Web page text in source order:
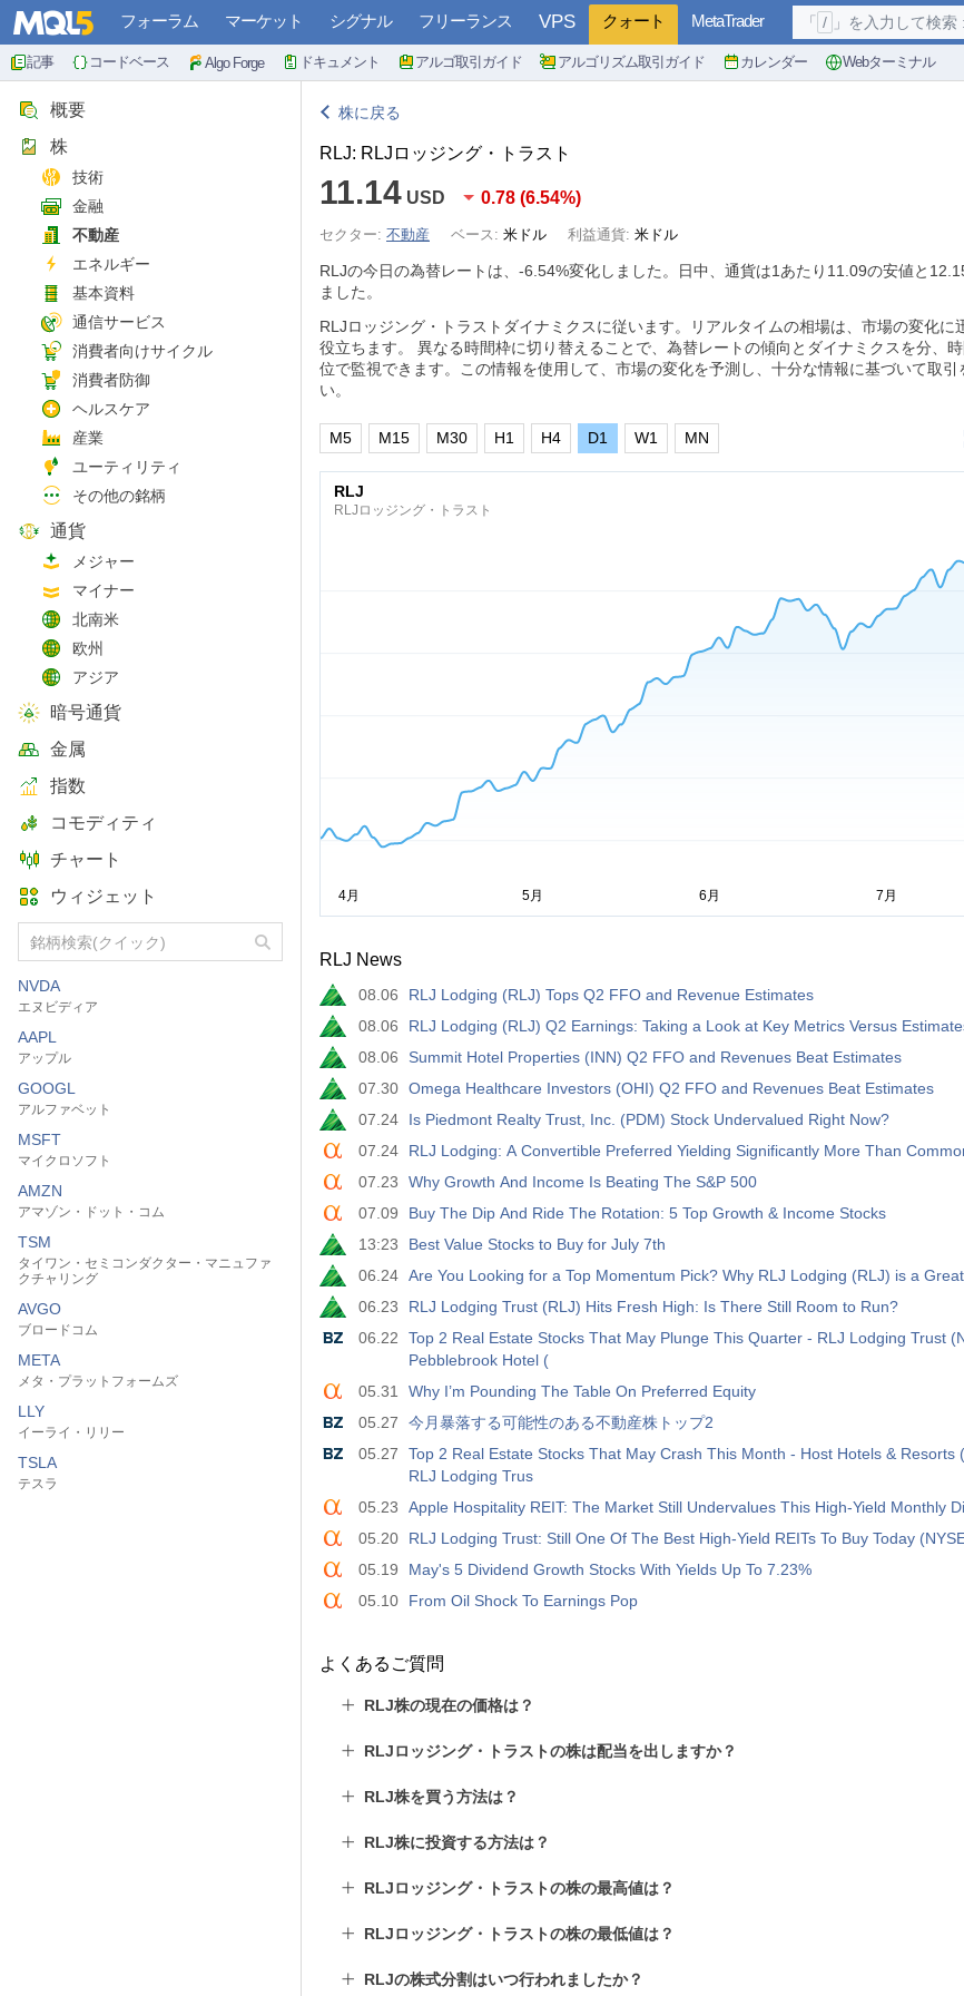
フォーラム マーケット シグナル フリーランス VPS クォート MetaTrader
記事 コードベース Algo Forge ドキュメント アルゴ取引ガイド アルゴリズム取引ガイド カレンダー Webターミナル
「 / 」を入力して検索
概要
株
技術
金融
不動産
エネルギー
基本資料
通信サービス
消費者向けサイクル
消費者防御
ヘルスケア
産業
ユーティリティ
その他の銘柄
通貨
メジャー
マイナー
北南米
欧州
アジア
暗号通貨
金属
指数
コモディティ
チャート
ウィジェット
NVDA
エヌビディア
AAPL
アップル
GOOGL
アルファベット
MSFT
マイクロソフト
AMZN
アマゾン・ドット・コム
TSM
タイワン・セミコンダクター・マニュファ
クチャリング
AVGO
ブロードコム
META
メタ・プラットフォームズ
LLY
イーライ・リリー
TSLA
テスラ
株に戻る
RLJ: RLJロッジング・トラスト
11.14 USD 0.78 (6.54%)
セクター: 不動産 ベース: 米ドル 利益通貨: 米ドル
RLJの今日の為替レートは、 -6.54%変化しました。日中、通貨は1あたり11.09の安値と
ました。
RLJロッジング・トラストダイナミクスに従います。リアルタイムの相場は、市場の変化に
役立ちます。 異なる時間枠に切り替えることで、為替レートの傾向とダイナミクスを分、
位で監視できます。この情報を使用して、市場の変化を予測し、十分な情報に基づいて取引
い。
M5 M15 M30 H1 H4 D1 W1 MN
RLJ
RLJロッジング・トラスト
RLJ News
08.06
RLJ Lodging (RLJ) Tops Q2 FFO and Revenue Estimates
08.06
RLJ Lodging (RLJ) Q2 Earnings: Taking a Look at Key Metrics Versus
08.06
Summit Hotel Properties (INN) Q2 FFO and Revenues Beat Estimates
07.30 Omega Healthcare Investors (OHI) Q2 FFO and Revenues Beat Estimates
07.24
Is Piedmont Realty Trust, Inc. (PDM) Stock Undervalued Right Now?
07.24
RLJ Lodging: A Convertible Preferred Yielding Significantly More Than
07.23
Why Growth And Income Is Beating The S&P 500
07.09
Buy The Dip And Ride The Rotation: 5 Top Growth & Income Stocks
13:23
Best Value Stocks to Buy for July 7th
06.24 Are You Looking for a Top Momentum Pick? Why RLJ Lodging (RLJ) is a
06.23
RLJ Lodging Trust (RLJ) Hits Fresh High: Is There Still Room to Run?
06.22
Top 2 Real Estate Stocks That May Plunge This Quarter - RLJ Lodging Trust
Pebblebrook Hotel (
05.31
Why I’m Pounding The Table On Preferred Equity
05.27
今月暴落する可能性のある不動産株トップ2
05.27
Top 2 Real Estate Stocks That May Crash This Month - Host Hotels & Resorts
RLJ Lodging Trus
05.23
Apple Hospitality REIT: The Market Still Undervalues This High-Yield Monthly
05.20
RLJ Lodging Trust: Still One Of The Best High-Yield REITs To Buy Today
05.19
May's 5 Dividend Growth Stocks With Yields Up To 7.23%
05.10
From Oil Shock To Earnings Pop
よくあるご質問
RLJ株の現在の価格は？
RLJロッジング・トラストの株は配当を出しますか？
RLJ株を買う方法は？
RLJ株に投資する方法は？
RLJロッジング・トラストの株の最高値は？
RLJロッジング・トラストの株の最低値は？
RLJの株式分割はいつ行われましたか？